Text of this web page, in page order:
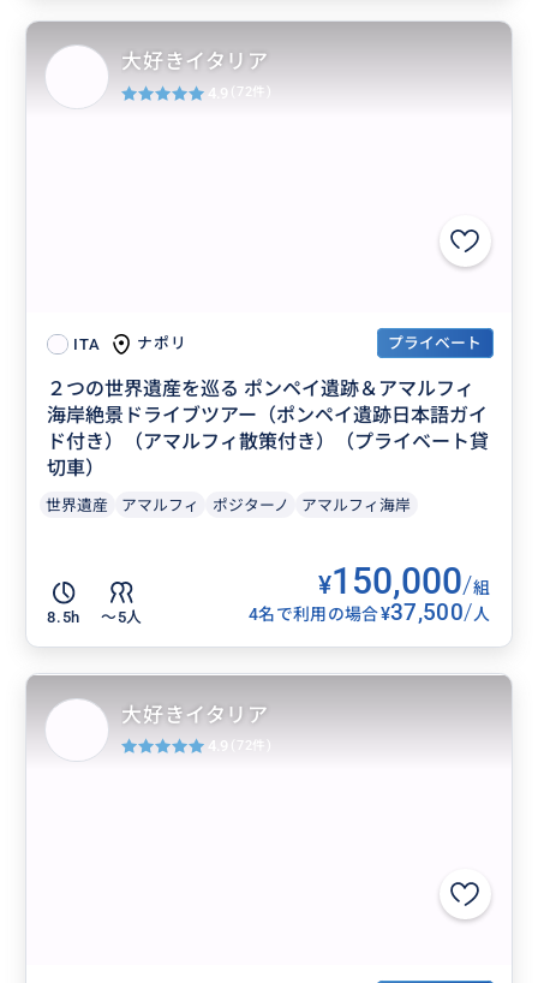
ITA ナポリ プライベート
２つの世界遺産を巡る ポンペイ遺跡＆アマルフィ
海岸絶景ドライブツアー（ポンペイ遺跡日本語ガイ
ド付き）（アマルフィ散策付き）（プライベート貸
切車）
世界遺産 アマルフィ ポジターノ アマルフィ海岸
8.5h 〜5人
¥150,000/組
4名で利用の場合¥37,500/人
大好きイタリア
4.9 (72件)
大好きイタリア
4.9 (72件)